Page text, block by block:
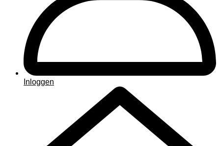
Inloggen